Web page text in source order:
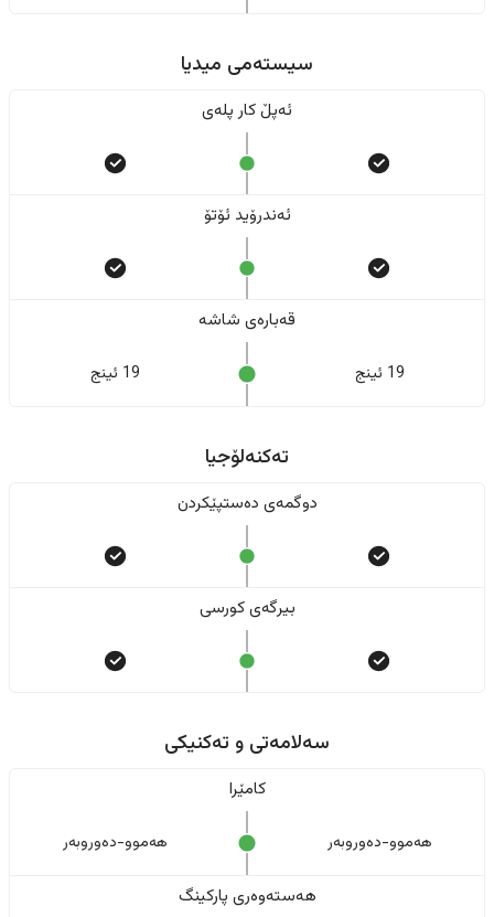
سیستەمی میدیا
ئەپڵ کار پلەی
ئەندرۆید ئۆتۆ
قەبارەی شاشە
19 ئینج 19 ئینج
تەکنەلۆجیا
دوگمەی دەستپێکردن
بیرگەی کورسی
سەلامەتی و تەکنیکی
کامێرا
هەموو-دەوروبەر هەموو-دەوروبەر
هەستەوەری پارکینگ